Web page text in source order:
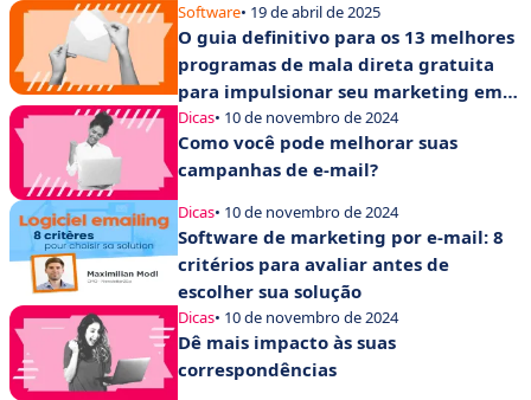
desempenho
Software• 19 de abril de 2025
O guia definitivo para os 13 melhores
programas de mala direta gratuita
para impulsionar seu marketing em
2025
Dicas• 10 de novembro de 2024
Como você pode melhorar suas
campanhas de e-mail?
Dicas• 10 de novembro de 2024
Software de marketing por e-mail: 8
critérios para avaliar antes de
escolher sua solução
Dicas• 10 de novembro de 2024
Dê mais impacto às suas
correspondências